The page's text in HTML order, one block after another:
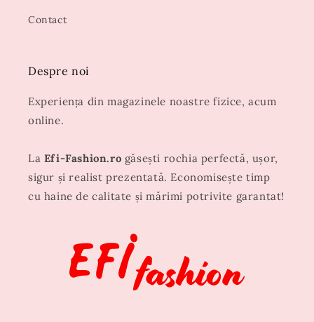
Contact
Despre noi
Experiența din magazinele noastre fizice, acum
online.
La Efi-Fashion.ro găsești rochia perfectă, ușor,
sigur și realist prezentată. Economisește timp
cu haine de calitate și mărimi potrivite garantat!